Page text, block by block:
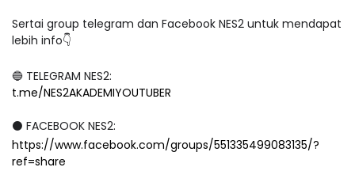
Sertai group telegram dan Facebook NES2 untuk mendapat
lebih info👇
🔵 TELEGRAM NES2:
t.me/NES2AKADEMIYOUTUBER
⚫ FACEBOOK NES2:
https://www.facebook.com/groups/551335499083135/?
ref=share